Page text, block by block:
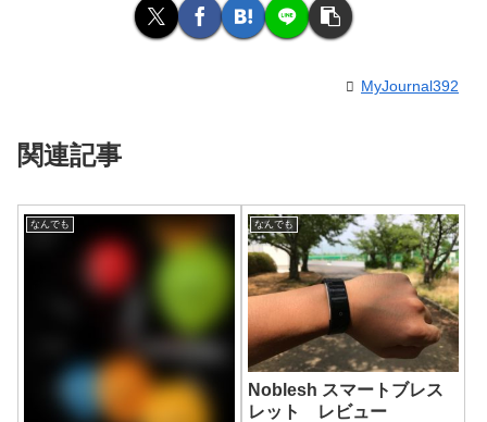
MyJournal392
関連記事
なんでも なんでも
Noblesh スマートブレス
レット レビュー